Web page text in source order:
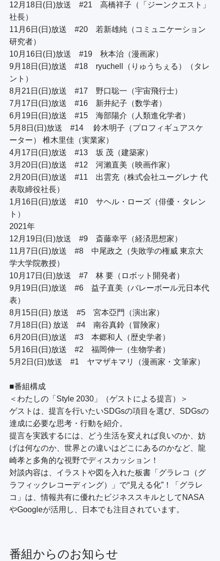
12月18日(日)放送　#21　高橋祥子（「ジーンクエスト」
社長）
11月6日(日)放送　#20　若新雄純（コミュニケーション
研究者）
10月16日(日)放送　#19　秋本治（漫画家）
9月18日(日)放送　#18　ryuchell（りゅうちぇる）（タレ
ント）
8月21日(日)放送　#17　野口聡一（宇宙飛行士）
7月17日(日)放送　#16　新井紀子（数学者）
6月19日(日)放送　#15　海部陽介（人類進化学者）
5月8日(日)放送　#14　 鈴木明子（プロフィギュアスケ
ーター） 椎木里佳（実業家）
4月17日(日)放送　#13　坂 茂（建築家）
3月20日(日)放送　#12　河瀨直美（映画作家）
2月20日(日)放送　#11　出雲充（株式会社ユーグレナ 代
表取締役社長）
1月16日(日)放送　#10　サヘル・ローズ（俳優・タレン
ト）
2021年
12月19日(日)放送　#9　斎藤幸平（経済思想家）
11月7日(日)放送　#8　中尾政之（失敗学の権威 東京大
学大学院教授）
10月17日(日)放送　#7　林 要（ロボット開発者）
9月19日(日)放送　#6　益子直美（バレーボール元日本代
表）
8月15日(日) 放送　#5　宮本亞門（演出家）
7月18日(日) 放送　#4　南谷真鈴（冒険家）
6月20日(日)放送　#3　本郷和人（歴史学者）
5月16日(日)放送　#2　福岡伸一（生物学者）
5月2日(日)放送　#1　ヤマザキマリ（漫画家・文筆家）
■番組構成
＜わたしの「Style 2030」（ゲストによる提言）＞
ゲストは、提言を行いたいSDGsの項目を選び、SDGsの
達成に必要な思考・行動を紹介。
提言を実践するには、どう生活を変えれば良いのか、妨
げは何なのか、世界との違いはどこにあるのかなど、龍
崎孝と多角的な視野でディスカッション！
対談内容は、イラストや図を入れた板書「グラレコ（グ
ラフィックレコーディング）」で“見える化”！「グラレ
コ」は、情報共有に優れたビジネススキルとしてNASA
やGoogleが活用し、日本でも注目されています。
番組からのお知らせ